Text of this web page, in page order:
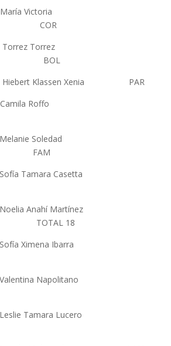
Victoria
COR
Torrez
BOL
Klassen Xenia PAR
Camila Roffo
Soledad
FAM
Tamara Casetta
Anahí Martínez
18
Ximena Ibarra
Napolitano
Tamara Lucero